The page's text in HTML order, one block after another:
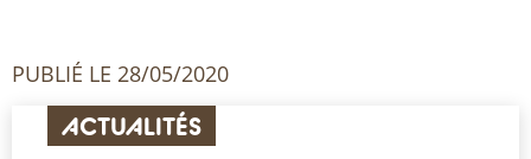
PUBLIÉ LE 28/05/2020
ACTUALITÉS